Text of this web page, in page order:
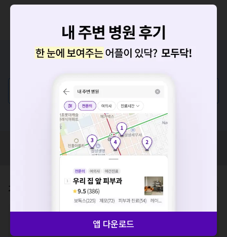
증상/치료, 궁금한 점이 있나요?
💬 무엇이든 물어보세요
혹은, 의료상담 서비스에 다양한 게시글 보러가기
혹시 잘못된 병원정보가 있나요?
모두닥 팀에 알려주세요!
가격표 비급여/급여 진료란?
※비급여 항목의 경우,추가비용 등으로 실제 가격과 상이할 수 있으니, 정확
한 가격은 해당 의료기관에 직접 문의해주세요.
건강보험심사평가원
요청하신 작업을 처리하지 못했습니다.
네트워크 또는 서버의 일시적인 오류로, 잠시 후 다시 시도해주
세요. 지속적으로 문제가 발생할 경우 모두닥 채널톡으로 문의
앱 다운로드